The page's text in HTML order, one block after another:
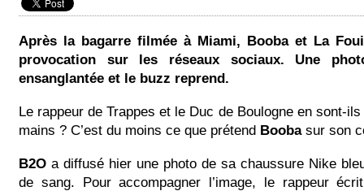
Après la bagarre filmée à Miami, Booba et La
provocation sur les réseaux sociaux. Une
ensanglantée et le buzz reprend.
Le rappeur de Trappes et le Duc de Boulogne en sont-
mains ? C’est du moins ce que prétend Boobasur son
B2O a diffusé hier une photo de sa chaussure Nike
de sang. Pour accompagner l’image, le rappeur